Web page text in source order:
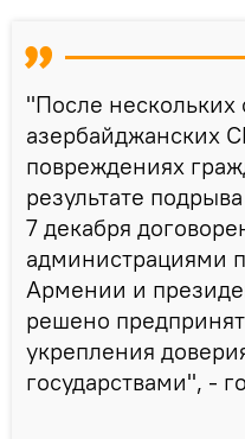
"После
азербайджанских
повреждениях
результате
7 декабря
администрациями
Армении и
решено
укрепления
государствами", -